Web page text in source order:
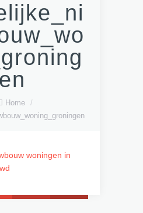
en
Home
/